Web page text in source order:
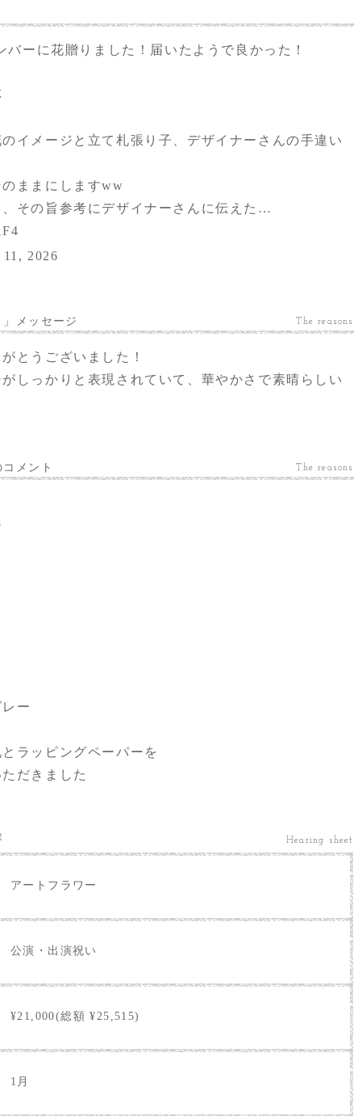
バーに花贈りました！届いたようで良かった！
イメージと立て札張り子、デザイナーさんの手違い
ままにしますww
その旨参考にデザイナーさんに伝えた…
11, 2026
メッセージ The reasons
とうございました！
しっかりと表現されていて、華やかさで素晴らしい
メント The reasons
ー
ラッピングペーパーを
だきました
Hearing sheet
アートフラワー
公演・出演祝い
¥21,000(総額 ¥25,515)
1月